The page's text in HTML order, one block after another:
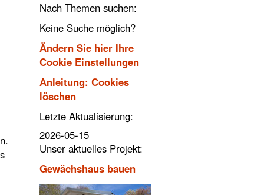
Nach Themen suchen:
Keine Suche möglich?
Ändern Sie hier Ihre
Cookie Einstellungen
Anleitung: Cookies
löschen
Letzte Aktualisierung:
2026-05-15
Unser aktuelles Projekt:
Gewächshaus bauen